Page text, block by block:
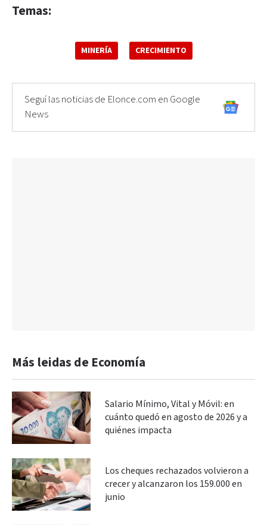
Temas:
MINERÍA CRECIMIENTO
Seguí las noticias de Elonce.com en Google
News
Más leidas de Economía
Salario Mínimo, Vital y Móvil: en
cuánto quedó en agosto de 2026 y a
quiénes impacta
Los cheques rechazados volvieron a
crecer y alcanzaron los 159.000 en
junio